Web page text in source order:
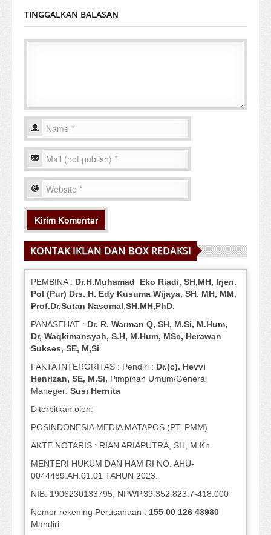
TINGGALKAN BALASAN
KONTAK IKLAN DAN BOX REDAKSI
PEMBINA : Dr.H.Muhamad Eko Riadi, SH,MH, Irjen.
Pol (Pur) Drs. H. Edy Kusuma Wijaya, SH. MH, MM,
Prof.Dr.Sutan Nasomal,SH.MH,PhD.
PANASEHAT : Dr. R. Warman Q, SH, M.Si, M.Hum,
Dr, Waqkimansyah, S.H, M.Hum, MSc, Herawan
Sukses, SE, M,Si
FAKTA INTERGRITAS : Pendiri : Dr.(c). Hevvi
Henrizan, SE, M.Si, Pimpinan Umum/General
Maneger: Susi Hernita
Diterbitkan oleh:
POSINDONESIA MEDIA MATAPOS (PT. PMM)
AKTE NOTARIS : RIAN ARIAPUTRA, SH, M.Kn
MENTERI HUKUM DAN HAM RI NO. AHU-
0044489.AH.01.01 TAHUN 2023.
NIB. 1906230133795, NPWP.39.352.823.7-418.000
Nomor rekening Perusahaan : 155 00 126 43980
Mandiri